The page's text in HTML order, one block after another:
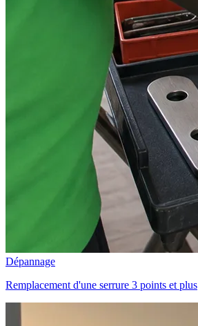
Dépannage
Remplacement d'une serrure 3 points et plus